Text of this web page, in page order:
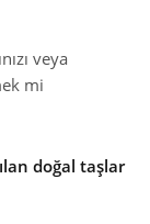
veya
mi
doğal taşlar